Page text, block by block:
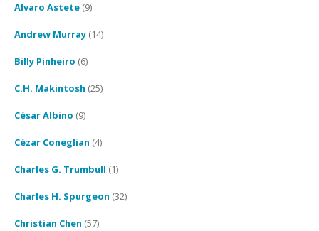
Alvaro Astete (9)
Andrew Murray (14)
Billy Pinheiro (6)
C.H. Makintosh (25)
César Albino (9)
Cézar Coneglian (4)
Charles G. Trumbull (1)
Charles H. Spurgeon (32)
Christian Chen (57)